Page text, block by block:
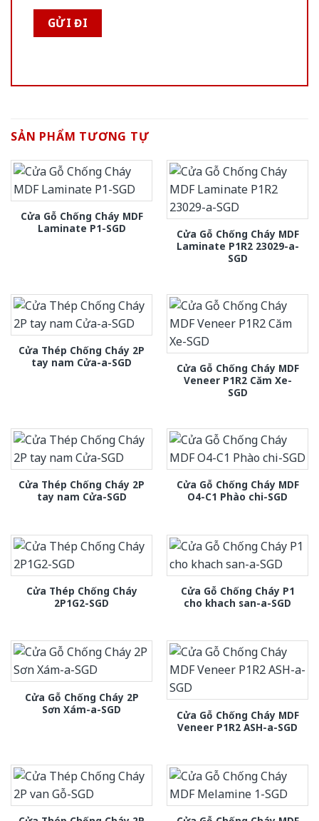
SẢN PHẨM TƯƠNG TỰ
Cửa Gỗ Chống Cháy MDF
Laminate P1-SGD
Cửa Gỗ Chống Cháy MDF
Laminate P1R2 23029-a-
SGD
Cửa Thép Chống Cháy 2P
tay nam Cửa-a-SGD
Cửa Gỗ Chống Cháy MDF
Veneer P1R2 Căm Xe-
SGD
Cửa Thép Chống Cháy 2P
tay nam Cửa-SGD
Cửa Gỗ Chống Cháy MDF
O4-C1 Phào chi-SGD
Cửa Thép Chống Cháy
2P1G2-SGD
Cửa Gỗ Chống Cháy P1
cho khach san-a-SGD
Cửa Gỗ Chống Cháy 2P
Sơn Xám-a-SGD
Cửa Gỗ Chống Cháy MDF
Veneer P1R2 ASH-a-SGD